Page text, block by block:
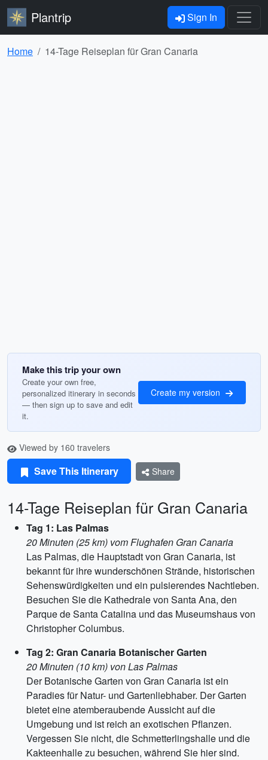
Plantrip Sign In
Home 14-Tage Reiseplan für Gran Canaria
Make this trip your own
Create your own free,
personalized itinerary in seconds
— then sign up to save and edit
it.
Create my version
Viewed by 160 travelers
Save This Itinerary Share
14-Tage Reiseplan für Gran Canaria
Tag 1: Las Palmas
20 Minuten (25 km) vom Flughafen Gran Canaria
Las Palmas, die Hauptstadt von Gran Canaria, ist
bekannt für ihre wunderschönen Strände, historischen
Sehenswürdigkeiten und ein pulsierendes Nachtleben.
Besuchen Sie die Kathedrale von Santa Ana, den
Parque de Santa Catalina und das Museumshaus von
Christopher Columbus.
Tag 2: Gran Canaria Botanischer Garten
20 Minuten (10 km) von Las Palmas
Der Botanische Garten von Gran Canaria ist ein
Paradies für Natur- und Gartenliebhaber. Der Garten
bietet eine atemberaubende Aussicht auf die
Umgebung und ist reich an exotischen Pflanzen.
Vergessen Sie nicht, die Schmetterlingshalle und die
Kakteenhalle zu besuchen, während Sie hier sind.